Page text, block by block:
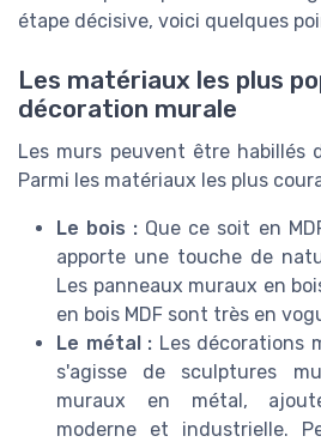
étape décisive, voici quelques
Les matériaux les plus
décoration murale
Les murs peuvent être habillés
Parmi les matériaux les plus
Le bois : Que ce soit en
apporte une touche de
Les panneaux muraux en
en bois MDF sont très en
Le métal : Les décorations
s'agisse de sculptures
muraux en métal,
moderne et industrielle.